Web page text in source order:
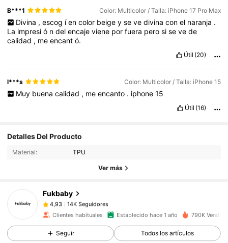
B***1 Color: Multicolor / Talla: iPhone 17 Pro Max
Divina , escog íen color beige y se ve divina con el naranja .
La impresió ndelencajeviene porfuera perosisevede
calidad , meencantó.
Útil (20)
l***s Color: Multicolor / Talla: iPhone 15
Muy buena calidad , me encanto . iphone 15
Útil (16)
Detalles Del Producto
Material: TPU
Ver más
Fukbaby
4,93 14K Seguidores
14K Seguidores
4,93 14K Seguidores
4,93 14K Seguidores
Clientes habituales Establecido hace 1 año 790K
Seguir Todos los artículos